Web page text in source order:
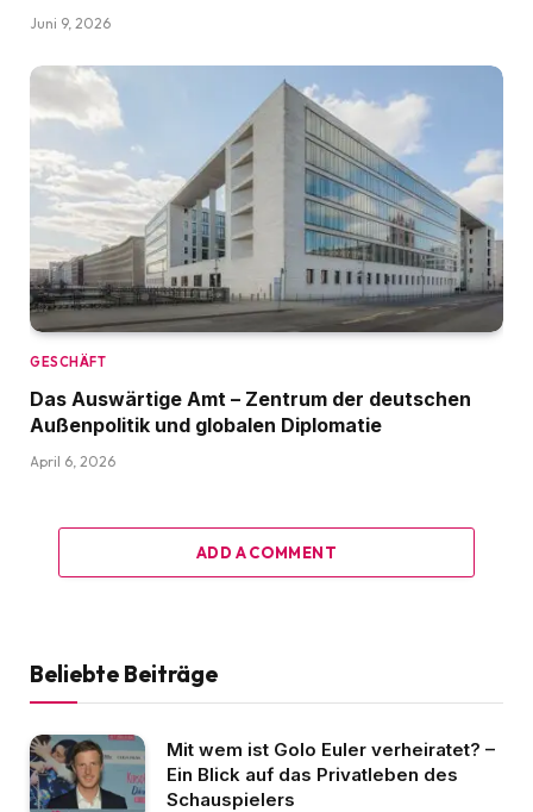
Juni 9, 2026
GESCHÄFT
Das Auswärtige Amt – Zentrum der deutschen
Außenpolitik und globalen Diplomatie
April 6, 2026
ADD A COMMENT
Beliebte Beiträge
Mit wem ist Golo Euler verheiratet? –
Ein Blick auf das Privatleben des
Schauspielers